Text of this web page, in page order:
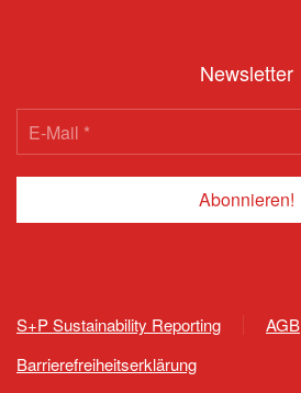
Newsletter
S+P Sustainability Reporting AGB
Barrierefreiheitserklärung